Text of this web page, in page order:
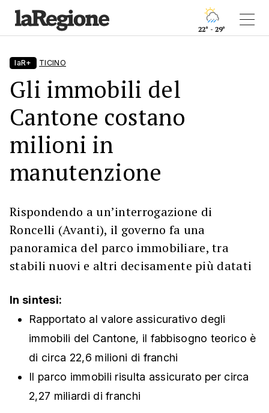
22° - 29°
laR+ TICINO
Gli immobili del
Cantone costano
milioni in
manutenzione
Rispondendo a un’interrogazione di
Roncelli (Avanti), il governo fa una
panoramica del parco immobiliare, tra
stabili nuovi e altri decisamente più datati
In sintesi:
Rapportato al valore assicurativo degli
immobili del Cantone, il fabbisogno teorico è
di circa 22,6 milioni di franchi
Il parco immobili risulta assicurato per circa
2,27 miliardi di franchi